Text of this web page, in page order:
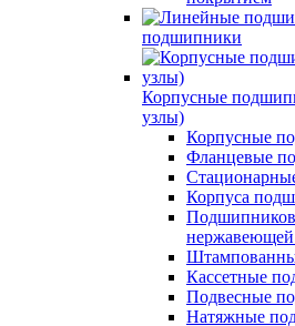
подшипники
Корпусные
узлы)
Корпусные
Фланцевые
Корпуса
нержавеющей
Кассетные
Подвесные
Натяжные